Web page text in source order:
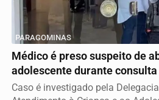
PARAGOMINAS
Médico é preso suspeito de
adolescente durante
Caso é investigado pela